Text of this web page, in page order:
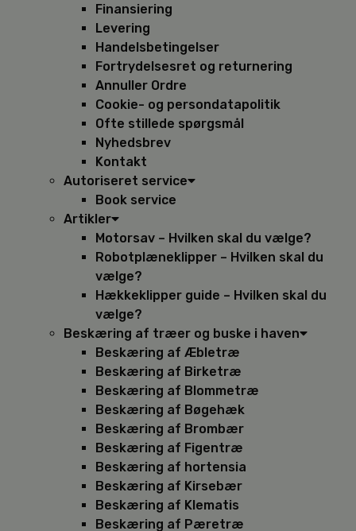
Finansiering
Levering
Handelsbetingelser
Fortrydelsesret og returnering
Annuller Ordre
Cookie- og persondatapolitik
Ofte stillede spørgsmål
Nyhedsbrev
Kontakt
Autoriseret service
Book service
Artikler
Motorsav – Hvilken skal du vælge?
Robotplæneklipper – Hvilken skal du
vælge?
Hækkeklipper guide – Hvilken skal du
vælge?
Beskæring af træer og buske i haven
Beskæring af Æbletræ
Beskæring af Birketræ
Beskæring af Blommetræ
Beskæring af Bøgehæk
Beskæring af Brombær
Beskæring af Figentræ
Beskæring af hortensia
Beskæring af Kirsebær
Beskæring af Klematis
Beskæring af Pæretræ